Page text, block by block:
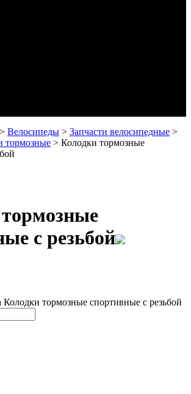
> Велосипеды > Запчасти велосипедные >
тормозные > Колодки тормозные
с резьбой
Колодки тормозные спортивные с резьбой